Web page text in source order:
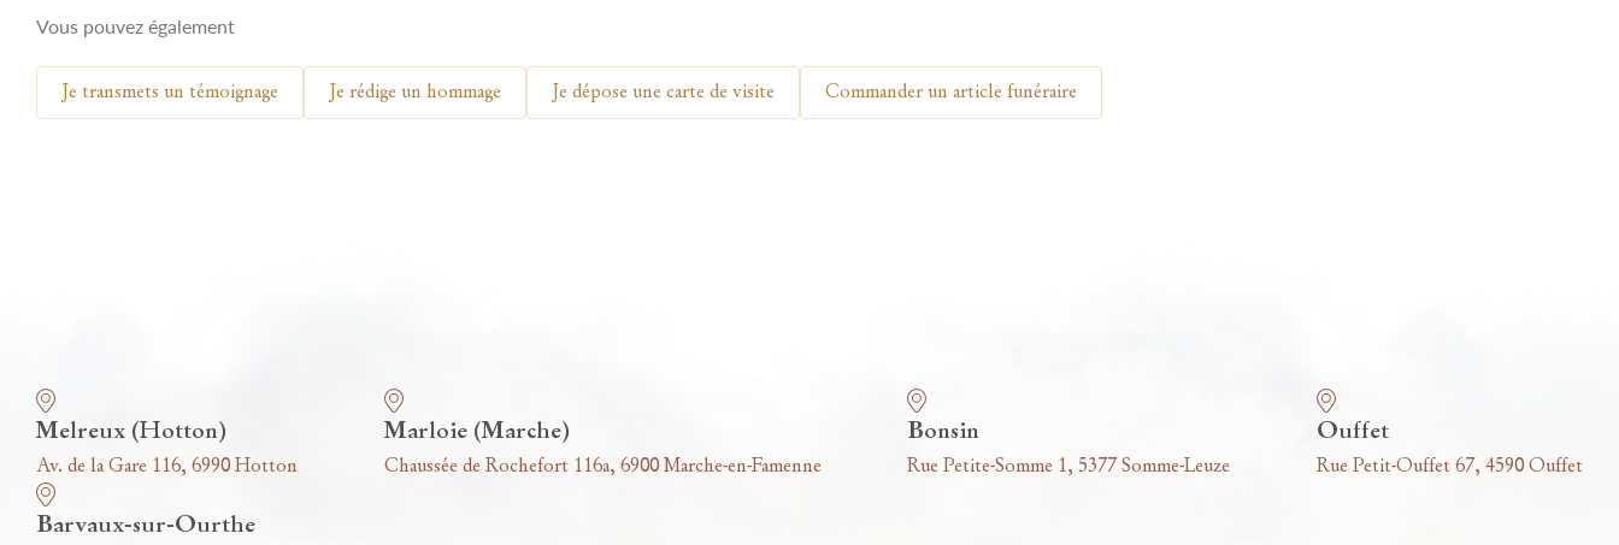
Vous pouvez également
Je transmets un témoignage Je rédige un hommage Je dépose une carte de visite Commander un article funéraire
Melreux (Hotton)
Av. de la Gare 116, 6990 Hotton
Marloie (Marche)
Chaussée de Rochefort 116a, 6900 Marche-en-Famenne
Bonsin
Rue Petite-Somme 1, 5377 Somme-Leuze
Ouffet
Rue Petit-Ouffet 67, 4590 Ouffet
Barvaux-sur-Ourthe